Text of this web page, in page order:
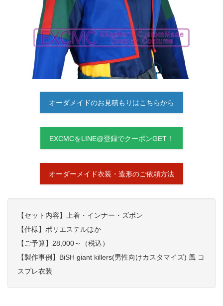
オーダメイドのお見積もりはこちらから
EXCMCをLINE@登録でクーポンGET！
オーダーメイド衣装・造形のご依頼方法
【セット内容】上着・インナー・ズボン
【仕様】ポリエステルほか
【ご予算】28,000～（税込）
【製作事例】BiSH giant killers(男性向けカスタマイズ) 風 コ
スプレ衣装